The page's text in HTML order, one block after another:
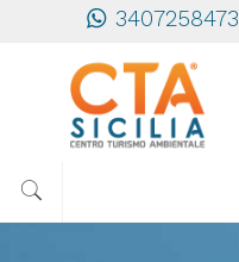
3407258473